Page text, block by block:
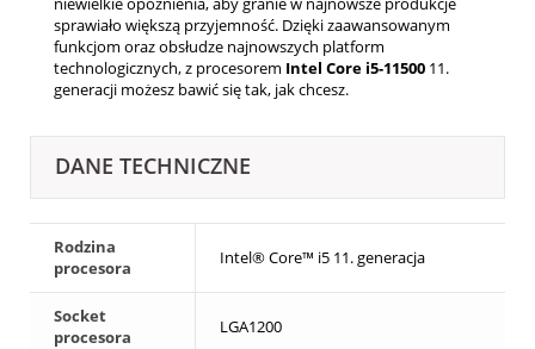
sprawiało większą przyjemność. Dzięki zaawansowanym
funkcjom oraz obsłudze najnowszych platform
technologicznych, z procesorem Intel Core i5-11500 11.
generacji możesz bawić się tak, jak chcesz.
DANE TECHNICZNE
Rodzina
procesora
Intel® Core™ i5 11. generacja
Socket
procesora
LGA1200